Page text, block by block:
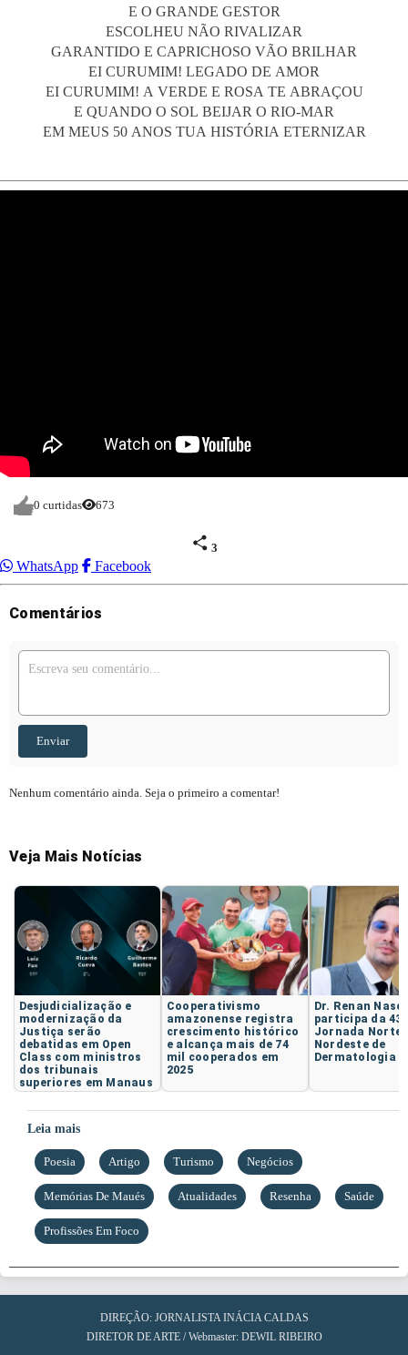
E O GRANDE GESTOR
ESCOLHEU NÃO RIVALIZAR
GARANTIDO E CAPRICHOSO VÃO BRILHAR
EI CURUMIM! LEGADO DE AMOR
EI CURUMIM! A VERDE E ROSA TE ABRAÇOU
E QUANDO O SOL BEIJAR O RIO-MAR
EM MEUS 50 ANOS TUA HISTÓRIA ETERNIZAR
0 curtidas 673
3
WhatsApp Facebook
Comentários
Enviar
Nenhum comentário ainda. Seja o primeiro a comentar!
Veja Mais Notícias
Desjudicialização e
modernização da
Justiça serão
debatidas em Open
Class com ministros
dos tribunais
superiores em Manaus
Cooperativismo
amazonense registra
crescimento histórico
e alcança mais de 74
mil cooperados em
2025
Dr. Renan
participa da 43ª
Jornada Norte-
Nordeste de
Dermatologia
Leia mais
Poesia Artigo Turismo Negócios
Memórias De Maués Atualidades Resenha Saúde
Profissões Em Foco
DIREÇÃO: JORNALISTA INÁCIA CALDAS
DIRETOR DE ARTE / Webmaster: DEWIL RIBEIRO